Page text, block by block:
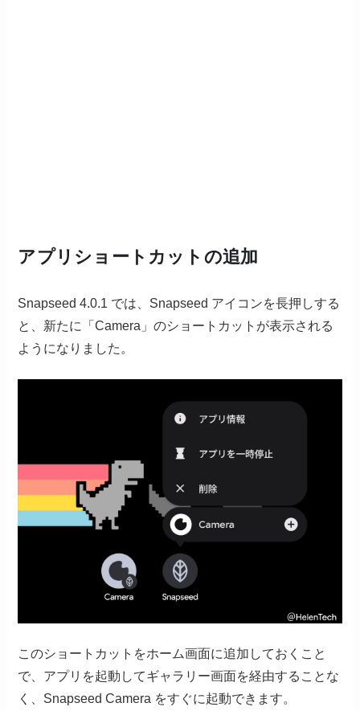
アプリショートカットの追加
Snapseed 4.0.1 では、Snapseed アイコンを長押しする
と、新たに「Camera」のショートカットが表示される
ようになりました。
このショートカットをホーム画面に追加しておくこと
で、アプリを起動してギャラリー画面を経由することな
く、Snapseed Camera をすぐに起動できます。